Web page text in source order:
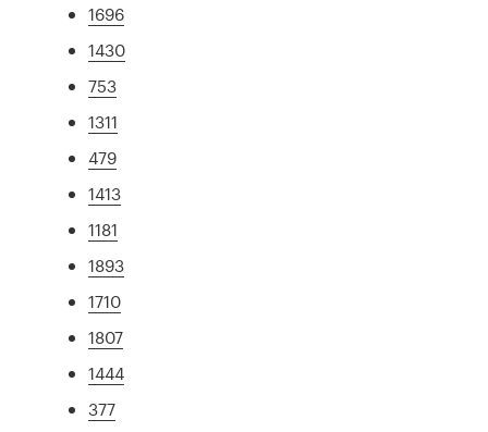
1696
1430
753
1311
479
1413
1181
1893
1710
1807
1444
377